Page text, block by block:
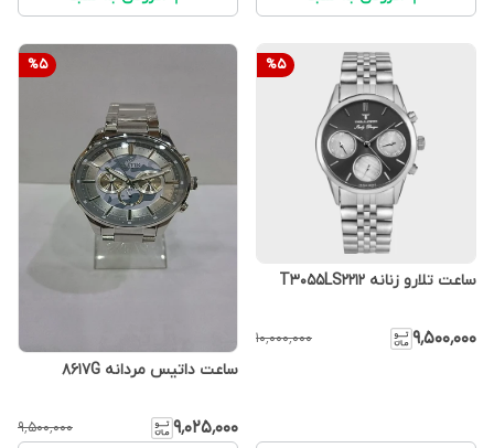
%5
ساعت تلارو زنانه T3055LS2212
۹٬۵۰۰٬۰۰۰ ۱۰٬۰۰۰٬۰۰۰
%5
ساعت داتیس مردانه 8617G
۹٬۰۲۵٬۰۰۰ ۹٬۵۰۰٬۰۰۰